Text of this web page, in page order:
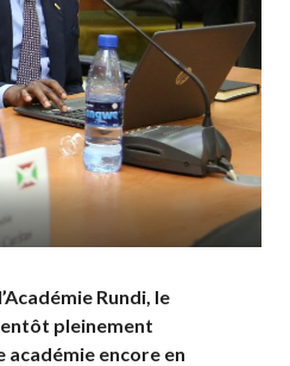
Rundi, le
pleinement
encore en